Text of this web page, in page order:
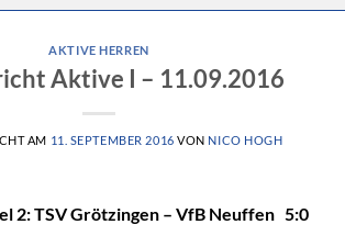
AKTIVE HERREN
Aktive I – 11.09.2016
AM 11. SEPTEMBER 2016 VON NICO HOGH
2: TSV Grötzingen – VfB Neuffen 5:0